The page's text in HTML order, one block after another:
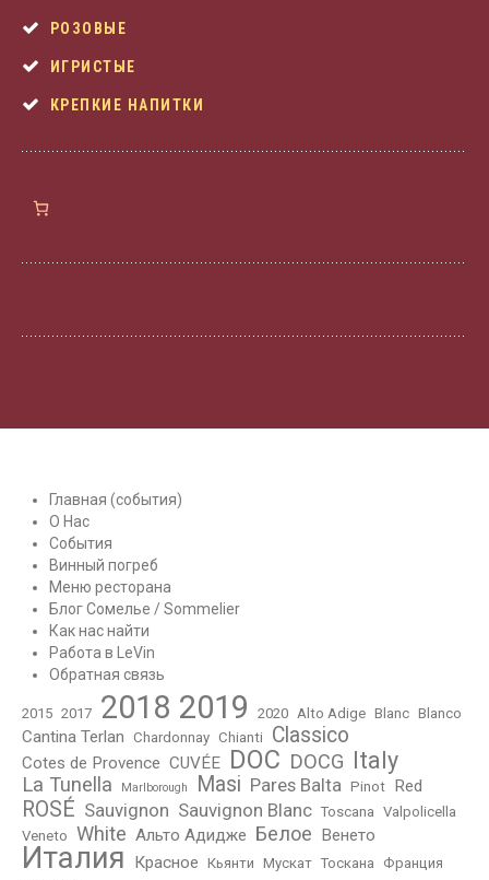
РОЗОВЫЕ
ИГРИСТЫЕ
КРЕПКИЕ НАПИТКИ
Главная (события)
О Нас
События
Винный погреб
Меню ресторана
Блог Сомелье / Sommelier
Как нас найти
Работа в LeVin
Обратная связь
2015 2017 2018 2019 2020 Alto Adige Blanc Blanco
Cantina Terlan Chardonnay Chianti Classico
Cotes de Provence CUVÉE DOC DOCG Italy
La Tunella Marlborough Masi Pares Balta Pinot Red
ROSÉ Sauvignon Sauvignon Blanc Toscana Valpolicella
Veneto White Альто Адидже Белое Венето
Италия Красное Кьянти Мускат Тоскана Франция